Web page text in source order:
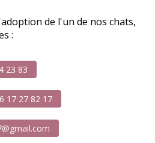
de l'un de nos chats,
:
23 83
17 27 82 17